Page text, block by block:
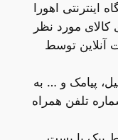
اینترنتی اهورا
کالای مورد نظر
آنلاین توسط
پیامک و … به
تلفن همراه